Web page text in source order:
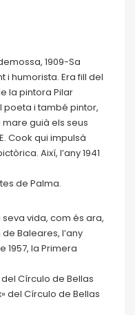
1909-Sa
i humorista. Era fill del
la pintora Pilar
poeta i també pintor,
guià els seus
Cook qui impulsà
Així, l’any 1941
de Palma.
vida, com és ara,
Baleares, l’any
1957, la Primera
del Círculo de Bellas
del Círculo de Bellas